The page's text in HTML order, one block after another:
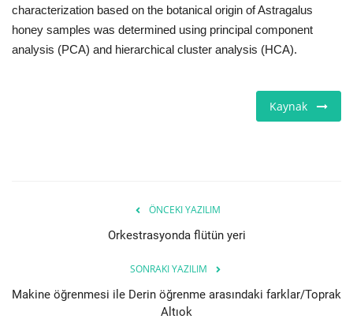
characterization based on the botanical origin of Astragalus
honey samples was determined using principal component
analysis (PCA) and hierarchical cluster analysis (HCA).
Kaynak
ÖNCEKI YAZILIM
Orkestrasyonda flütün yeri
SONRAKI YAZILIM
Makine öğrenmesi ile Derin öğrenme arasındaki farklar/Toprak
Altıok